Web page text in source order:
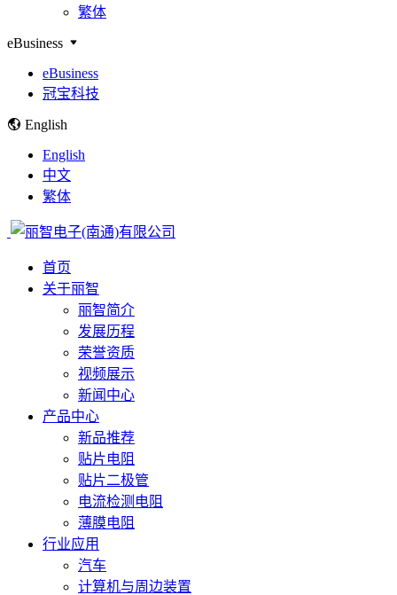
繁体
eBusiness
eBusiness
冠宝科技
English
English
中文
繁体
首页
关于丽智
丽智简介
发展历程
荣誉资质
视频展示
新闻中心
产品中心
新品推荐
贴片电阻
贴片二极管
电流检测电阻
薄膜电阻
行业应用
汽车
计算机与周边装置